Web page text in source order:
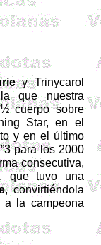
yTrinycarol
que nuestra
cuerpo sobre
Star, en el
y en el último
para los 2000
consecutiva,
que tuvo una
, convirtiéndola
la campeona